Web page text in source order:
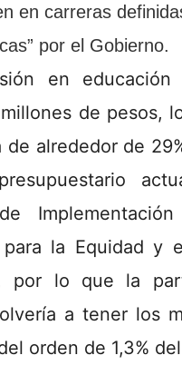
en carreras
por el Gobierno.
en educación
de pesos,
de alrededor de
para la Equidad y
por lo que la
a tener los
orden de 1,3%